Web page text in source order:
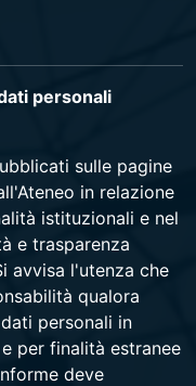
personali
sulle pagine
in relazione
istituzionali e nel
e trasparenza
avvisa l'utenza che
qualora
personali in
per finalità estranee
deve